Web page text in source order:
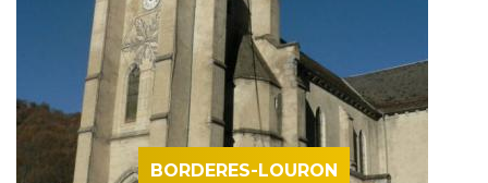
BORDERES-LOURON